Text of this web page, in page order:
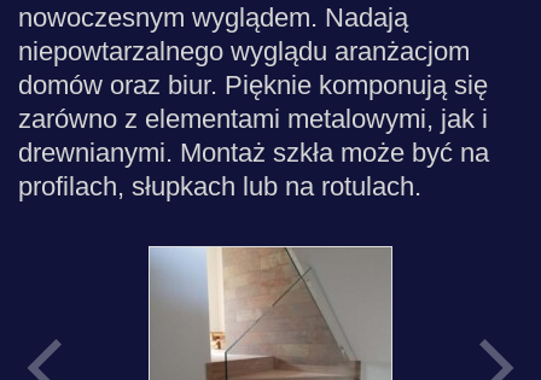
nowoczesnym wyglądem. Nadają
niepowtarzalnego wyglądu aranżacjom
domów oraz biur. Pięknie komponują się
zarówno z elementami metalowymi, jak i
drewnianymi. Montaż szkła może być na
profilach, słupkach lub na rotulach.